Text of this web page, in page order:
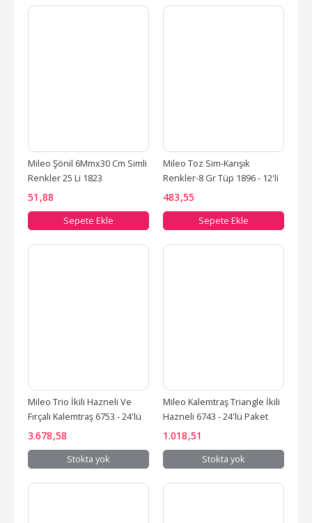
Mileo Şönil 6Mmx30 Cm Simli
Renkler 25 Li 1823
51 ,88
Sepete Ekle
Mileo Toz Sim-Karışık
Renkler-8 Gr Tüp 1896 - 12'li
Paket
483,55
Sepete Ekle
Mileo Trio İkili Hazneli Ve
Fırçalı Kalemtraş 6753 - 24'lü
Paket
3.678,58
Stokta yok
Mileo Kalemtraş Triangle İkili
Hazneli 6743 - 24'lü Paket
1.018,51
Stokta yok